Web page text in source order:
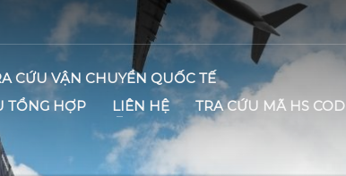
CỨU VẬN CHUYỂN QUỐC TẾ
TỔNG HỢP
LIÊN HỆ TRA CỨU MÃ HS